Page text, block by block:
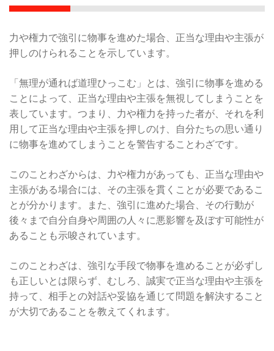
力や権力で強引に物事を進めた場合、正当な理由や主張が
押しのけられることを示しています。
「無理が通れば道理ひっこむ」とは、強引に物事を進める
ことによって、正当な理由や主張を無視してしまうことを
表しています。つまり、力や権力を持った者が、それを利
用して正当な理由や主張を押しのけ、自分たちの思い通り
に物事を進めてしまうことを警告することわざです。
このことわざからは、力や権力があっても、正当な理由や
主張がある場合には、その主張を貫くことが必要であるこ
とが分かります。また、強引に進めた場合、その行動が
後々まで自分自身や周囲の人々に悪影響を及ぼす可能性が
あることも示唆されています。
このことわざは、強引な手段で物事を進めることが必ずし
も正しいとは限らず、むしろ、誠実で正当な理由や主張を
持って、相手との対話や妥協を通じて問題を解決すること
が大切であることを教えてくれます。